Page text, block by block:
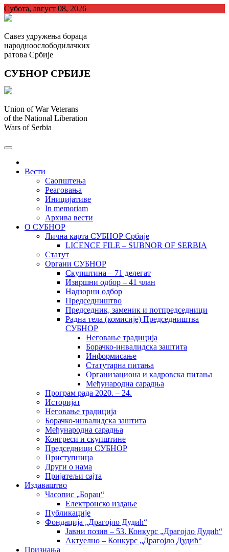
Skip
to
Субота, август 08, 2026
Савез удружења бораца
народноослободилачких
ратова Србије
СУБНОР СРБИЈЕ
Union of War Veterans
of the National Liberation
Wars of Serbia
Вести
Саопштења
Реаговања
Иницијативе
In memoriam
Архива вести
О СУБНОР
Лична карта СУБНОР Србије
LICENCE FILE – SUBNOR OF SERBIA
Статут
Органи СУБНОР
Скупштина – 71 делегат
Извршни одбор – 41 члан
Надзорни одбор
Председништво
Председник, заменик и потпредседници
Радна тела (комисије) Председништва
СУБНОР
Неговање традиција
Борачко-инвалидска заштита
Информисање
Статутарна питања
Организациона и кадровска питања
Међународна сарадња
Програм рада 2020. – 24.
Историјат
Неговање традиција
Борачко-инвалидска заштита
Међународна сарадња
Конгреси и скупштине
Председници СУБНОР
Приступница
Други о нама
Пријатељи сајта
Издаваштво
Часопис „Борац“
Електронско издање
Публикације
Фондација „Драгојло Дудић“
Јавни позив – 53. Конкурс „Драгојло Дудић“
Актуелно – Конкурс „Драгојло Дудић“
Признања